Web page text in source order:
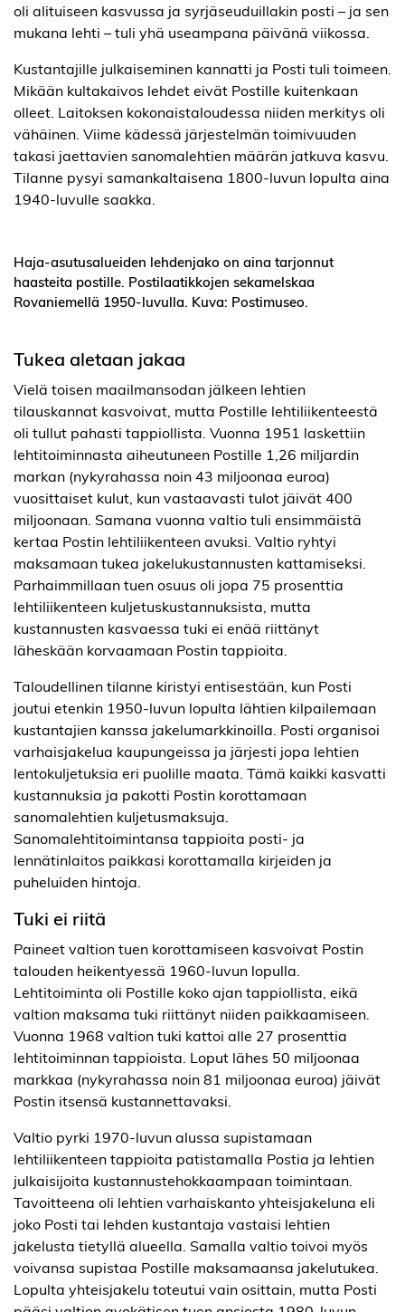
oli alituiseen kasvussa ja syrjäseuduillakin posti – ja sen
mukana lehti – tuli yhä useampana päivänä viikossa.
Kustantajille julkaiseminen kannatti ja Posti tuli toimeen.
Mikään kultakaivos lehdet eivät Postille kuitenkaan
olleet. Laitoksen kokonaistaloudessa niiden merkitys oli
vähäinen. Viime kädessä järjestelmän toimivuuden
takasi jaettavien sanomalehtien määrän jatkuva kasvu.
Tilanne pysyi samankaltaisena 1800-luvun lopulta aina
1940-luvulle saakka.
Haja-asutusalueiden lehdenjako on aina tarjonnut
haasteita postille. Postilaatikkojen sekamelskaa
Rovaniemellä 1950-luvulla. Kuva: Postimuseo.
Tukea aletaan jakaa
Vielä toisen maailmansodan jälkeen lehtien
tilauskannat kasvoivat, mutta Postille lehtiliikenteestä
oli tullut pahasti tappiollista. Vuonna 1951 laskettiin
lehtitoiminnasta aiheutuneen Postille 1,26 miljardin
markan (nykyrahassa noin 43 miljoonaa euroa)
vuosittaiset kulut, kun vastaavasti tulot jäivät 400
miljoonaan. Samana vuonna valtio tuli ensimmäistä
kertaa Postin lehtiliikenteen avuksi. Valtio ryhtyi
maksamaan tukea jakelukustannusten kattamiseksi.
Parhaimmillaan tuen osuus oli jopa 75 prosenttia
lehtiliikenteen kuljetuskustannuksista, mutta
kustannusten kasvaessa tuki ei enää riittänyt
läheskään korvaamaan Postin tappioita.
Taloudellinen tilanne kiristyi entisestään, kun Posti
joutui etenkin 1950-luvun lopulta lähtien kilpailemaan
kustantajien kanssa jakelumarkkinoilla. Posti organisoi
varhaisjakelua kaupungeissa ja järjesti jopa lehtien
lentokuljetuksia eri puolille maata. Tämä kaikki kasvatti
kustannuksia ja pakotti Postin korottamaan
sanomalehtien kuljetusmaksuja.
Sanomalehtitoimintansa tappioita posti- ja
lennätinlaitos paikkasi korottamalla kirjeiden ja
puheluiden hintoja.
Tuki ei riitä
Paineet valtion tuen korottamiseen kasvoivat Postin
talouden heikentyessä 1960-luvun lopulla.
Lehtitoiminta oli Postille koko ajan tappiollista, eikä
valtion maksama tuki riittänyt niiden paikkaamiseen.
Vuonna 1968 valtion tuki kattoi alle 27 prosenttia
lehtitoiminnan tappioista. Loput lähes 50 miljoonaa
markkaa (nykyrahassa noin 81 miljoonaa euroa) jäivät
Postin itsensä kustannettavaksi.
Valtio pyrki 1970-luvun alussa supistamaan
lehtiliikenteen tappioita patistamalla Postia ja lehtien
julkaisijoita kustannustehokkaampaan toimintaan.
Tavoitteena oli lehtien varhaiskanto yhteisjakeluna eli
joko Posti tai lehden kustantaja vastaisi lehtien
jakelusta tietyllä alueella. Samalla valtio toivoi myös
voivansa supistaa Postille maksamaansa jakelutukea.
Lopulta yhteisjakelu toteutui vain osittain, mutta Posti